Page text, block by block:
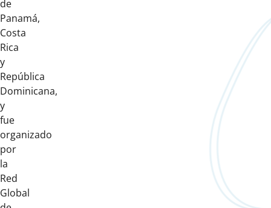
de
Panamá,
Costa
Rica
y
República
Dominicana,
y
fue
organizado
por
la
Red
Global